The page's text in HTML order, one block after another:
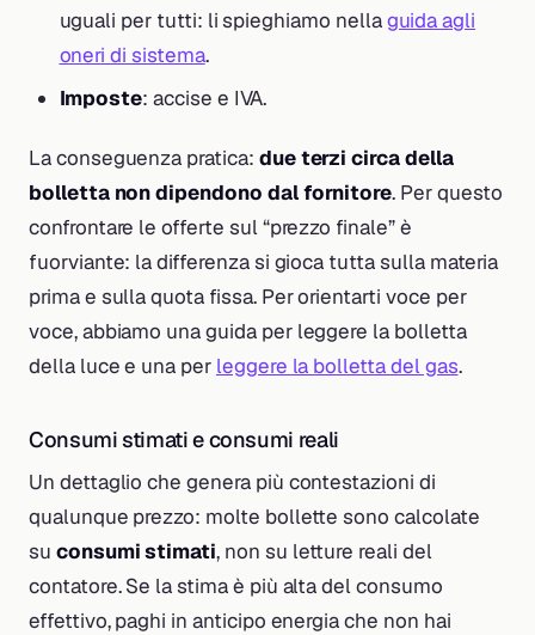
uguali per tutti: li spieghiamo nellaguida agli
oneri di sistema.
Imposte: accise e IVA.
La conseguenza pratica: due terzi circa della
bolletta non dipendono dal fornitore. Per questo
confrontare le offerte sul “prezzo finale” è
fuorviante: la differenza si gioca tutta sulla materia
prima e sulla quota fissa. Per orientarti voce per
voce, abbiamo una guida per leggere la bolletta
della luce e una per leggere la bolletta del gas.
Consumi stimati e consumi reali
Un dettaglio che genera più contestazioni di
qualunque prezzo: molte bollette sono calcolate
su consumi stimati, non su letture reali del
contatore. Se la stima è più alta del consumo
effettivo, paghi in anticipo energia che non hai